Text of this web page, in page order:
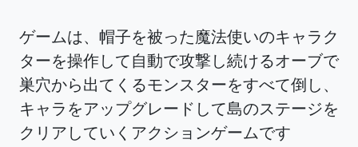
ゲームは、帽子を被った魔法使いのキャラク
ターを操作して自動で攻撃し続けるオーブで
巣穴から出てくるモンスターをすべて倒し、
キャラをアップグレードして島のステージを
クリアしていくアクションゲームです